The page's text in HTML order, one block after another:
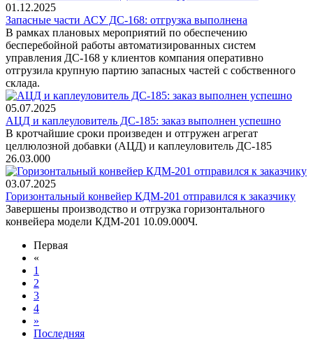
01.12.2025
Запасные части АСУ ДС-168: отгрузка выполнена
В рамках плановых мероприятий по обеспечению
бесперебойной работы автоматизированных систем
управления ДС‑168 у клиентов компания оперативно
отгрузила крупную партию запасных частей с собственного
склада.
05.07.2025
АЦД и кaплeулoвитeль ДС‑185: заказ выполнен успешно
В кротчайшие сроки произведен и отгружен агрегат
целлюлозной добавки (АЦД) и кaплeулoвитeль ДC-185
26.0З.000
03.07.2025
Горизонтальный конвейер КДМ‑201 отправился к заказчику
Завершены производство и отгрузка горизонтального
конвейера модели КДМ‑201 10.09.000Ч.
Первая
«
1
2
3
4
»
Последняя